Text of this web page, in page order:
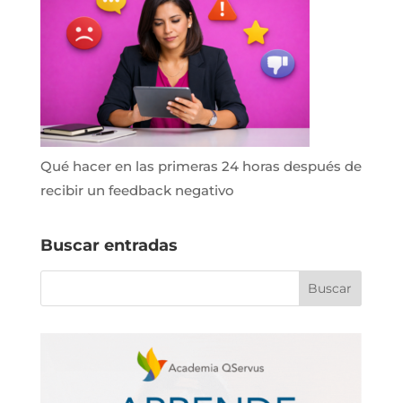
Qué hacer en las primeras 24 horas después de
recibir un feedback negativo
Buscar entradas